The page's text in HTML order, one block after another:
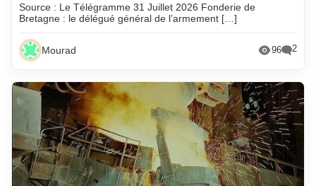
Source : Le Télégramme 31 Juillet 2026 Fonderie de
Bretagne : le délégué général de l’armement […]
Mourad 96 2